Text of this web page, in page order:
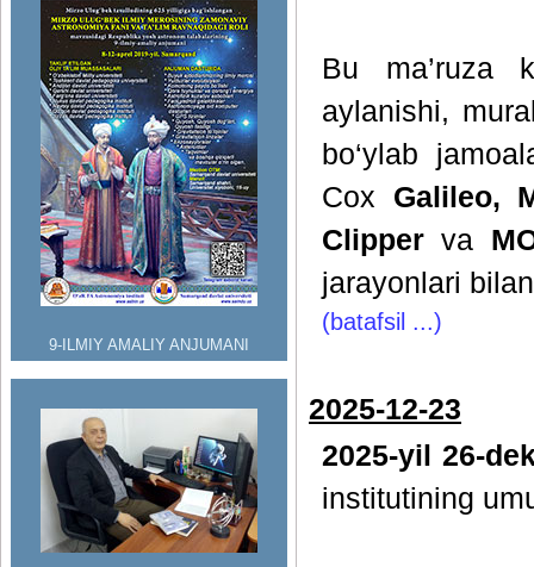
9-ILMIY AMALIY ANJUMANI
Bu ma’ruza
aylanishi,
bo‘ylab
Cox Galileo,
Clipper va
jarayonlari
(batafsil ...)
2025-12-23
2025-yil 26-
institutining